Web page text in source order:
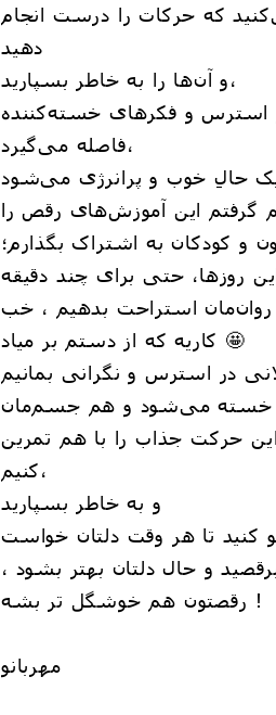
که حرکات را درست انجام
دهید
و آن‌ها را به خاطر بسپارید،
استرس و فکرهای خسته‌کننده
فاصله می‌گیرد،
گرفتم این آموزش‌های رقص را
و کودکان به اشتراک بگذارم؛
استراحت بدهیم ، خب
کاریه که از دستم بر میاد 🤩
این حرکت جذاب را با هم تمرین
کنیم،
و به خاطر بسپارید
و حال دلتان بهتر بشود ،
رقصتون هم خوشگل تر بشه !
مهربانو